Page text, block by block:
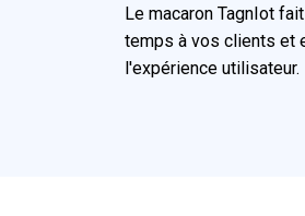
Le macaron TagnIot
temps à vos clients et
l'expérience utilisateur.